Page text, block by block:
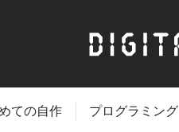
ての自作 プログラミング